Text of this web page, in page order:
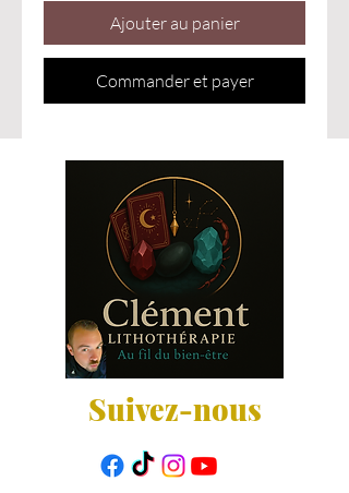
Ajouter au panier
Commander et payer
Suivez-nous